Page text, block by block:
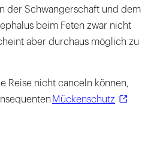
der Schwangerschaft und dem
beim Feten zwar nicht
aber durchaus möglich zu
Reise nicht canceln können,
Mückenschutz